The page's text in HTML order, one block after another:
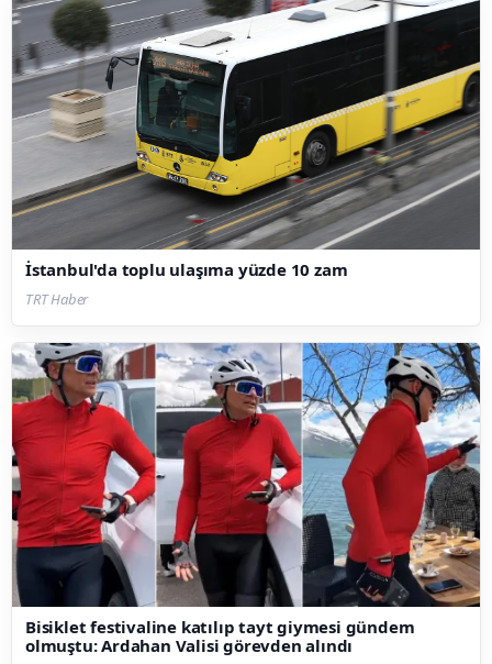
İstanbul'da toplu ulaşıma yüzde 10 zam
TRT Haber
Bisiklet festivaline katılıp tayt giymesi gündem
olmuştu: Ardahan Valisi görevden alındı